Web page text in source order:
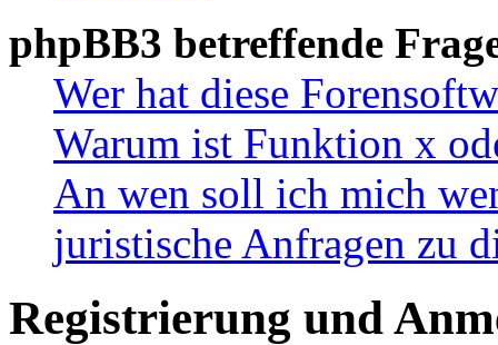
phpBB3 betreffende
Wer hat diese
Warum ist Funktion x
An wen soll ich mich
juristische Anfragen zu
Registrierung und